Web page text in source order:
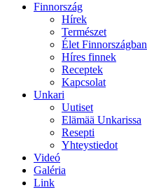
Finnország
Hírek
Természet
Élet Finnországban
Híres finnek
Receptek
Kapcsolat
Unkari
Uutiset
Elämää Unkarissa
Resepti
Yhteystiedot
Videó
Galéria
Link